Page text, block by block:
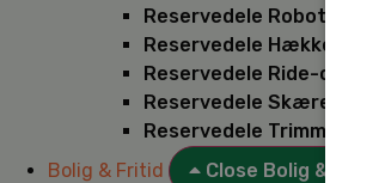
Reservedele
Reservedele
Reservedele Ride-on
Reservedele
Reservedele Trimmere
Bolig & Fritid
Close Bolig & Fritid